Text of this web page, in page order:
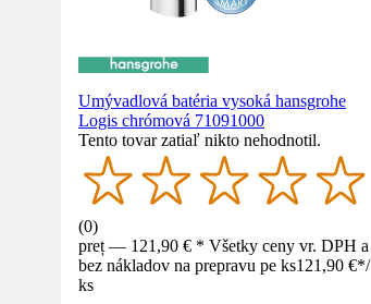
Umývadlová batéria vysoká hansgrohe
Logis chrómová 71091000
Tento tovar zatiaľ nikto nehodnotil.
(0)
preț — 121,90 € * Všetky ceny vr. DPH a
bez nákladov na prepravu pe ks121,90 €*/
ks